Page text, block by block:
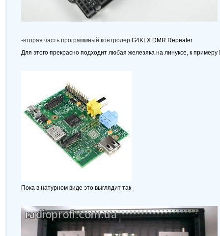
-вторая часть программный контролерG4KLX DMR Repeater
Для этого прекрасно подходит любая железяка на линуксе, к примеру
Пока в натурном виде это выглядит так